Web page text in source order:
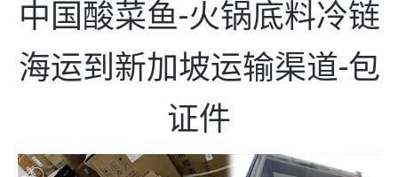
中国酸菜鱼-火锅底料冷链
海运到新加坡运输渠道-包
证件